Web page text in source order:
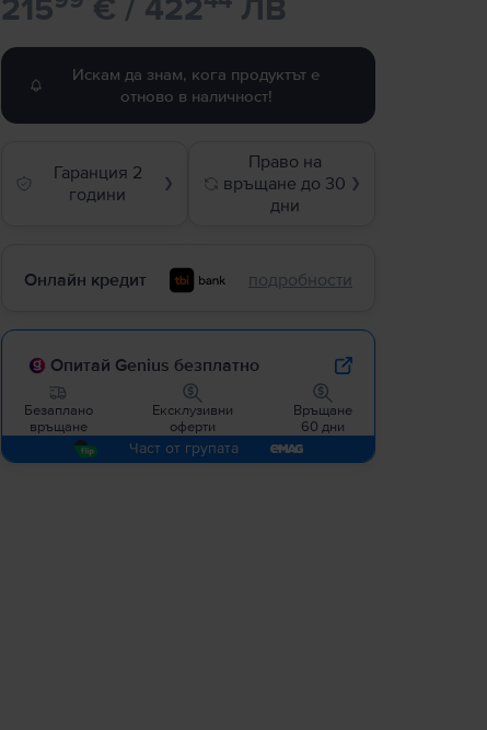
215 € / 422 ЛВ
Искам да знам, кога продуктът е
отново в наличност!
Гаранция 2
години
❯
Право на
връщане до 30
дни
❯
Онлайн кредит подробности
Опитай Genius безплатно
Безаплано
връщане
Ексклузивни
оферти
Връщане
60 дни
Част от групата